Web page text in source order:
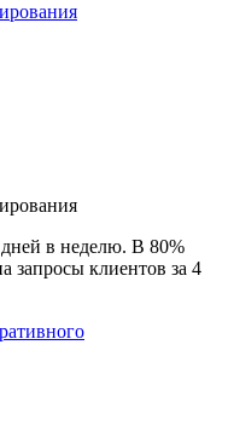
в неделю. В 80%
запросы клиентов за 4